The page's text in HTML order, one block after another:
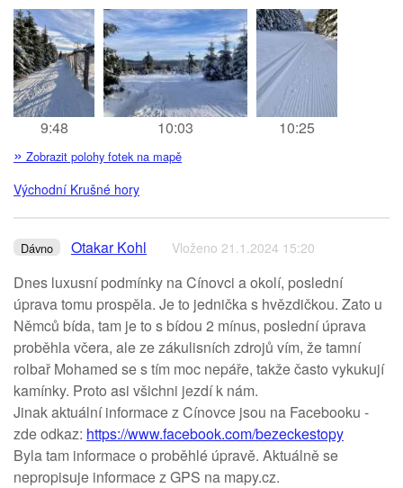
9:48 10:03 10:25
» Zobrazit polohy fotek na mapě
Východní Krušné hory
Dávno Otakar Kohl Vloženo 21.1.2024 15:20
Dnes luxusní podmínky na Cínovci a okolí, poslední
úprava tomu prospěla. Je to jednička s hvězdičkou. Zato u
Němců bída, tam je to s bídou 2 mínus, poslední úprava
proběhla včera, ale ze zákulisních zdrojů vím, že tamní
rolbař Mohamed se s tím moc nepáře, takže často vykukují
kamínky. Proto asi všichni jezdí k nám.
Jinak aktuální informace z Cínovce jsou na Facebooku -
zde odkaz: https://www.facebook.com/bezeckestopy
Byla tam informace o proběhlé úpravě. Aktuálně se
nepropisuje informace z GPS na mapy.cz.